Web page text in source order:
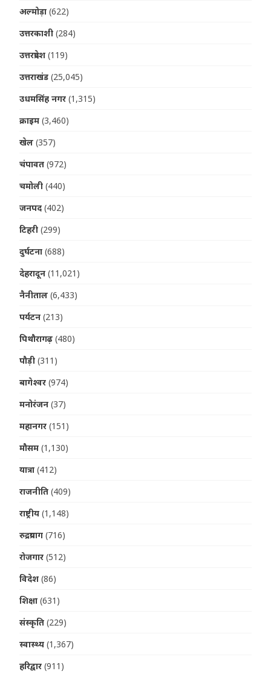
अल्मोड़ा (622)
उत्तरकाशी (284)
उत्तरप्रदेश (119)
उत्तराखंड (25,045)
उधमसिंह नगर (1,315)
क्राइम (3,460)
खेल (357)
चंपावत (972)
चमोली (440)
जनपद (402)
टिहरी (299)
दुर्घटना (688)
देहरादून (11,021)
नैनीताल (6,433)
पर्यटन (213)
पिथौरागढ़ (480)
पौड़ी (311)
बागेश्वर (974)
मनोरंजन (37)
महानगर (151)
मौसम (1,130)
यात्रा (412)
राजनीति (409)
राष्ट्रीय (1,148)
रुद्रप्रयाग (716)
रोजगार (512)
विदेश (86)
शिक्षा (631)
संस्कृति (229)
स्वास्थ्य (1,367)
हरिद्वार (911)